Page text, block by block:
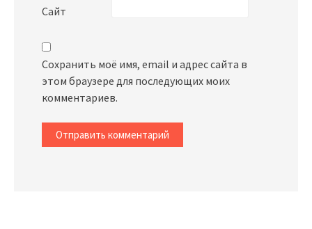
Сайт
Сохранить моё имя, email и адрес сайта в
этом браузере для последующих моих
комментариев.